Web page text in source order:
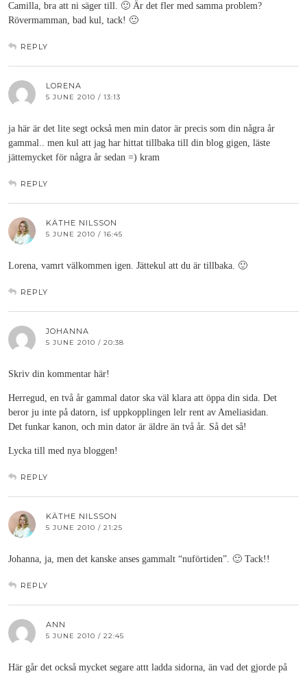
Camilla, bra att ni säger till. 🙂 Är det fler med samma problem?
Rövermamman, bad kul, tack! 🙂
REPLY
LORENA
5 JUNE 2010 / 13:13
ja här är det lite segt också men min dator är precis som din några år
gammal.. men kul att jag har hittat tillbaka till din blog gigen, läste
jättemycket för några år sedan =) kram
REPLY
KÄTHE NILSSON
5 JUNE 2010 / 16:45
Lorena, vamrt välkommen igen. Jättekul att du är tillbaka. 🙂
REPLY
JOHANNA
5 JUNE 2010 / 20:38
Skriv din kommentar här!
Herregud, en två år gammal dator ska väl klara att öppa din sida. Det
beror ju inte på datorn, isf uppkopplingen lelr rent av Ameliasidan.
Det funkar kanon, och min dator är äldre än två år. Så det så!
Lycka till med nya bloggen!
REPLY
KÄTHE NILSSON
5 JUNE 2010 / 21:25
Johanna, ja, men det kanske anses gammalt “nuförtiden”. 🙂 Tack!!
REPLY
ANN
5 JUNE 2010 / 22:45
Här går det också mycket segare attt ladda sidorna, än vad det gjorde på